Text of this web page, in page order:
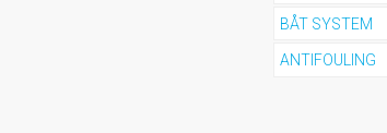
BÅT SYSTEM
ANTIFOULING